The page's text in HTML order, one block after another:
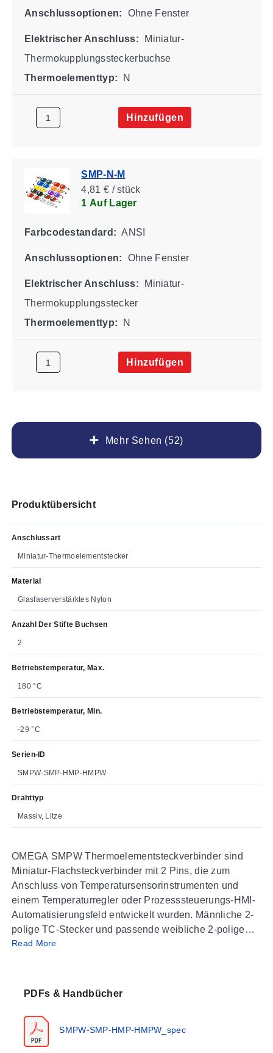
Mehr Sehen (52)
Anschlussoptionen: Ohne Fenster
Elektrischer Anschluss:
Miniatur-
Thermokupplungssteckerbuchse
Thermoelementtyp:
N
Hinzufügen
SMP-N-M
4,81 € / stück
1 Auf Lager
Farbcodestandard: ANSI
Anschlussoptionen: Ohne Fenster
Elektrischer Anschluss:
Miniatur-
Thermokupplungsstecker
Thermoelementtyp:
N
Hinzufügen
Produktübersicht
Anschlussart
Miniatur-Thermoelementstecker
Material
Glasfaserverstärktes Nylon
Anzahl Der Stifte Buchsen
2
Betriebstemperatur, Max.
180 °C
Betriebstemperatur, Min.
-29 °C
Serien-ID
SMPW-SMP-HMP-HMPW
Drahttyp
Massiv, Litze
OMEGA SMPW Thermoelementsteckverbinder sind
Miniatur-Flachsteckverbinder mit 2 Pins, die zum
Anschluss von Temperatursensorinstrumenten und
einem Temperaturregler oder Prozesssteuerungs-HMI-
Automatisierungsfeld entwickelt wurden. Männliche 2-
polige TC-Stecker und passende weibliche 2-polige
TC-Buchsenpaare sind Lagerartikel.
erhältlich – siehe verwandte Produkte unten.
Zugentlastung finden Sie im Zubehör-Link.
SMPW wird als Formpass-Ersatz für das ältere SMP-
Modell hergestellt.
Read More
PDFs & Handbücher
SMPW-SMP-HMP-HMPW_spec